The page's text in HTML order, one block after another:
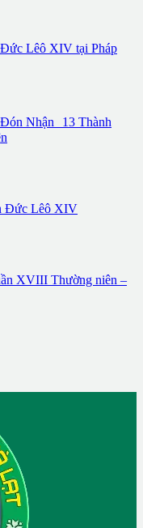
Lêô XIV tại Pháp
Nhận 13 Thành
Đức Lêô XIV
XVIII Thường niên –